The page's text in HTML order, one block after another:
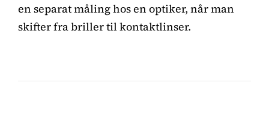
en separat måling hos en optiker, når man
skifter fra briller til kontaktlinser.